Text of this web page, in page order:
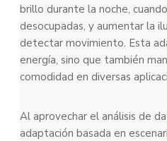
brillo durante la noche,
desocupadas, y aumentar la
detectar movimiento. Esta
energía, sino que también
comodidad en diversas
Al aprovechar el análisis de
adaptación basada en